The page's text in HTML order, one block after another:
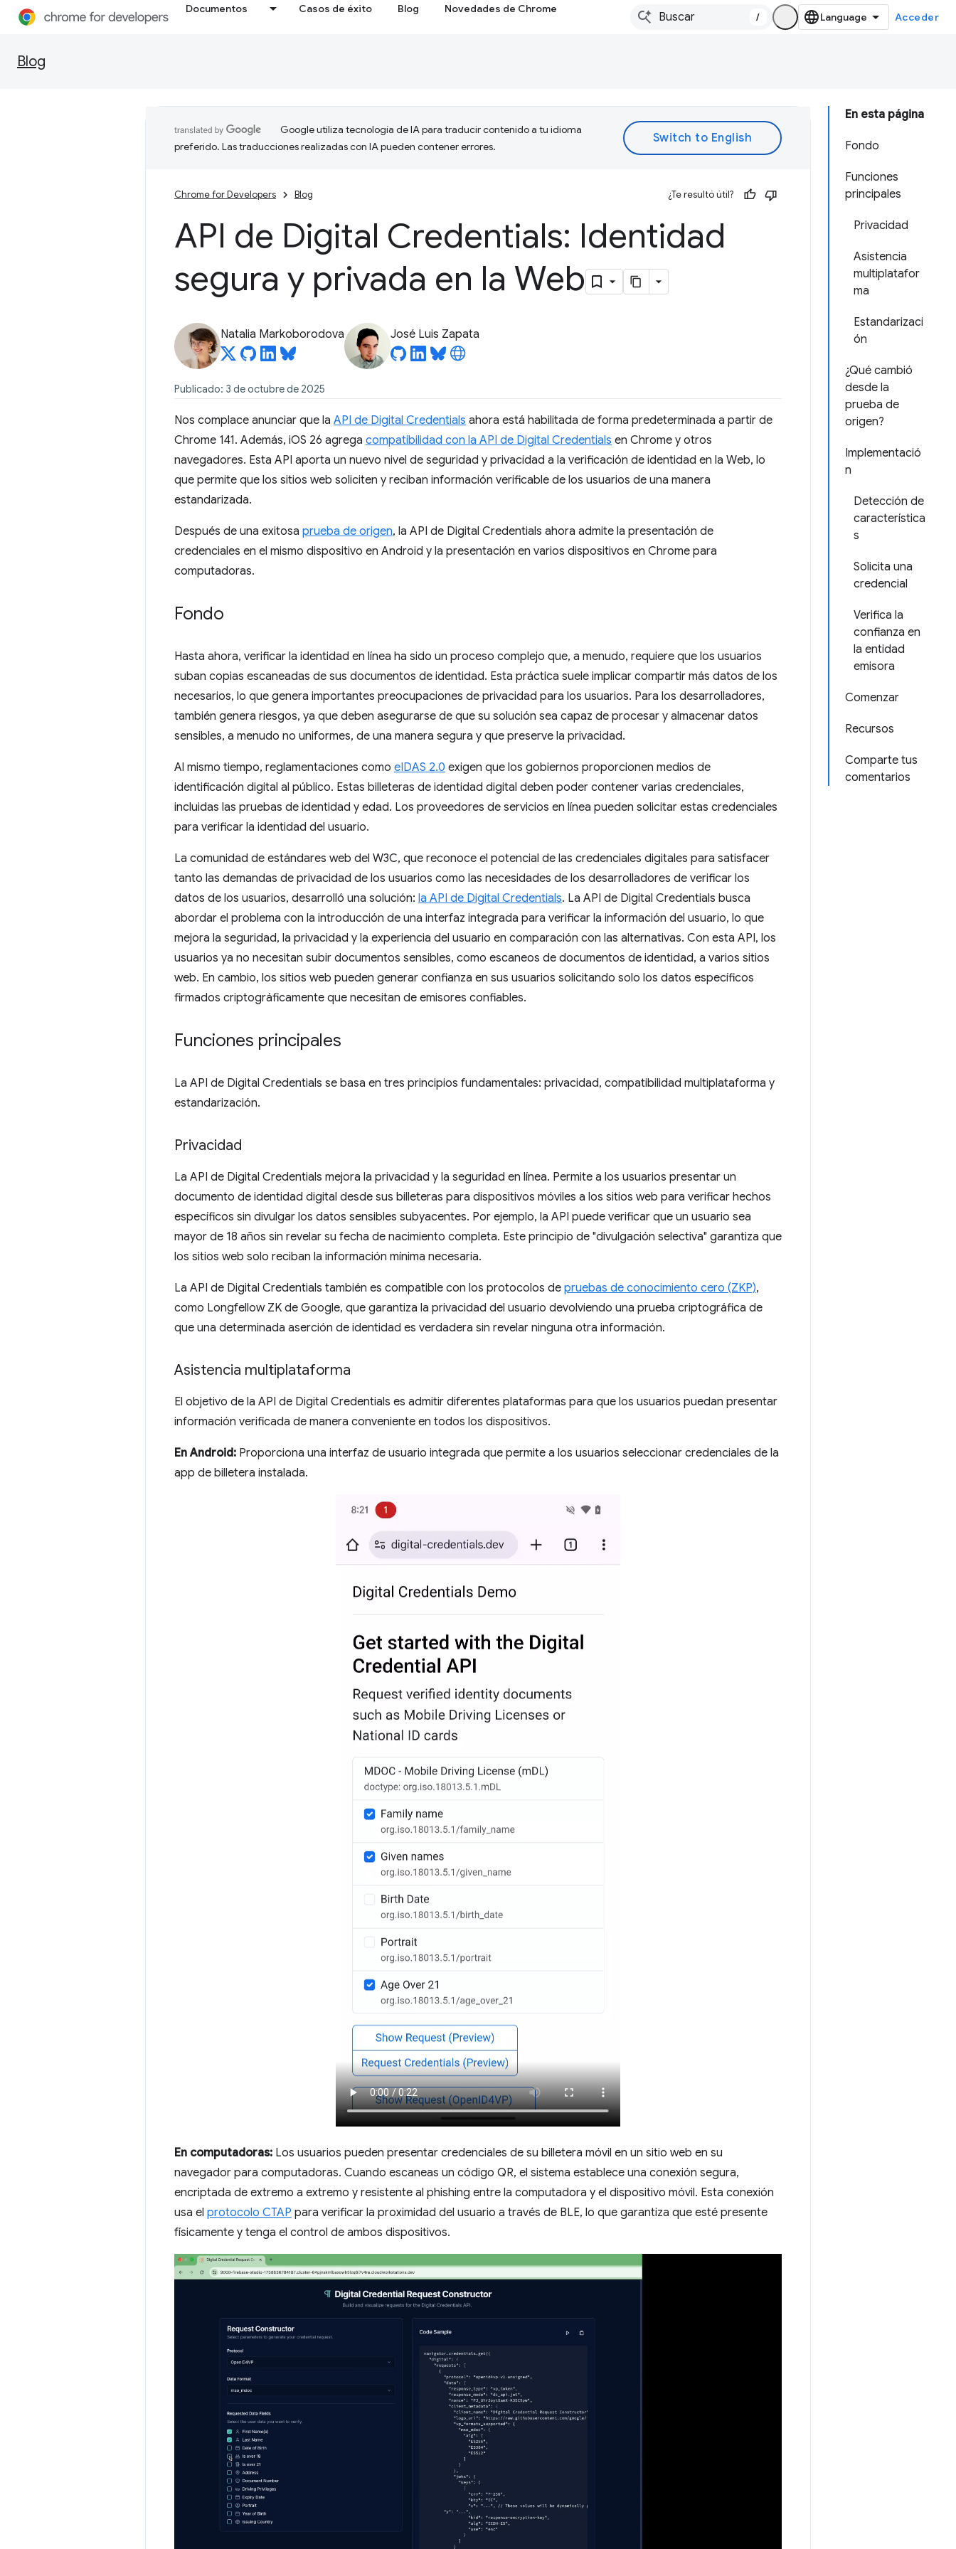
Documentos Casos de éxito Blog Novedades de Chrome
/ Acceder
Blog
En esta página
Fondo
Funciones
principales
Privacidad
Asistencia
multiplatafor
ma
Estandarizaci
ón
¿Qué cambió
desde la
prueba de
origen?
Implementació
n
Detección de
característica
s
Solicita una
credencial
Verifica la
confianza en
la entidad
emisora
Comenzar
Recursos
Comparte tus
comentarios
Google utiliza tecnología de IA para traducir contenido a tu idioma
preferido. Las traducciones realizadas con IA pueden contener errores.
Chrome for Developers Blog ¿Te resultó útil?
API de Digital Credentials: Identidad
segura y privada en la Web
Natalia Markoborodova José Luis Zapata
Publicado: 3 de octubre de 2025
Nos complace anunciar que la API de Digital Credentials ahora está habilitada de forma predeterminada a partir de
Chrome 141. Además, iOS 26 agrega compatibilidad con la API de Digital Credentials en Chrome y otros
navegadores. Esta API aporta un nuevo nivel de seguridad y privacidad a la verificación de identidad en la Web, lo
que permite que los sitios web soliciten y reciban información verificable de los usuarios de una manera
estandarizada.
Después de una exitosa prueba de origen, la API de Digital Credentials ahora admite la presentación de
credenciales en el mismo dispositivo en Android y la presentación en varios dispositivos en Chrome para
computadoras.
Fondo
Hasta ahora, verificar la identidad en línea ha sido un proceso complejo que, a menudo, requiere que los usuarios
suban copias escaneadas de sus documentos de identidad. Esta práctica suele implicar compartir más datos de los
necesarios, lo que genera importantes preocupaciones de privacidad para los usuarios. Para los desarrolladores,
también genera riesgos, ya que deben asegurarse de que su solución sea capaz de procesar y almacenar datos
sensibles, a menudo no uniformes, de una manera segura y que preserve la privacidad.
Al mismo tiempo, reglamentaciones como eIDAS 2.0 exigen que los gobiernos proporcionen medios de
identificación digital al público. Estas billeteras de identidad digital deben poder contener varias credenciales,
incluidas las pruebas de identidad y edad. Los proveedores de servicios en línea pueden solicitar estas credenciales
para verificar la identidad del usuario.
La comunidad de estándares web del W3C, que reconoce el potencial de las credenciales digitales para satisfacer
tanto las demandas de privacidad de los usuarios como las necesidades de los desarrolladores de verificar los
datos de los usuarios, desarrolló una solución: la API de Digital Credentials. La API de Digital Credentials busca
abordar el problema con la introducción de una interfaz integrada para verificar la información del usuario, lo que
mejora la seguridad, la privacidad y la experiencia del usuario en comparación con las alternativas. Con esta API, los
usuarios ya no necesitan subir documentos sensibles, como escaneos de documentos de identidad, a varios sitios
web. En cambio, los sitios web pueden generar confianza en sus usuarios solicitando solo los datos específicos
firmados criptográficamente que necesitan de emisores confiables.
Funciones principales
La API de Digital Credentials se basa en tres principios fundamentales: privacidad, compatibilidad multiplataforma y
estandarización.
Privacidad
La API de Digital Credentials mejora la privacidad y la seguridad en línea. Permite a los usuarios presentar un
documento de identidad digital desde sus billeteras para dispositivos móviles a los sitios web para verificar hechos
específicos sin divulgar los datos sensibles subyacentes. Por ejemplo, la API puede verificar que un usuario sea
mayor de 18 años sin revelar su fecha de nacimiento completa. Este principio de "divulgación selectiva" garantiza que
los sitios web solo reciban la información mínima necesaria.
La API de Digital Credentials también es compatible con los protocolos de pruebas de conocimiento cero (ZKP),
como Longfellow ZK de Google, que garantiza la privacidad del usuario devolviendo una prueba criptográfica de
que una determinada aserción de identidad es verdadera sin revelar ninguna otra información.
Asistencia multiplataforma
El objetivo de la API de Digital Credentials es admitir diferentes plataformas para que los usuarios puedan presentar
información verificada de manera conveniente en todos los dispositivos.
En Android: Proporciona una interfaz de usuario integrada que permite a los usuarios seleccionar credenciales de la
app de billetera instalada.
En computadoras: Los usuarios pueden presentar credenciales de su billetera móvil en un sitio web en su
navegador para computadoras. Cuando escaneas un código QR, el sistema establece una conexión segura,
encriptada de extremo a extremo y resistente al phishing entre la computadora y el dispositivo móvil. Esta conexión
usa el protocolo CTAP para verificar la proximidad del usuario a través de BLE, lo que garantiza que esté presente
físicamente y tenga el control de ambos dispositivos.